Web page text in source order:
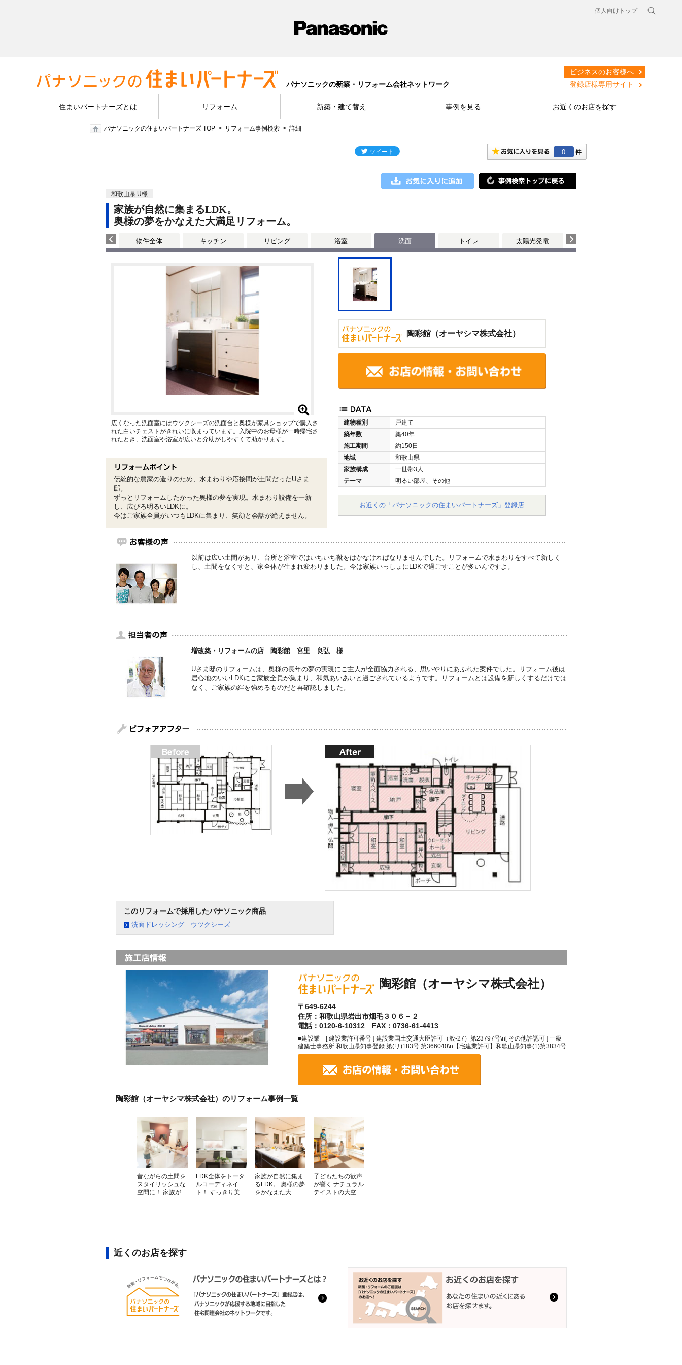
個人向けトップ
パナソニックの新築・リフォーム会社ネットワーク
ビジネスのお客様へ
登録店様専用サイト
住まいパートナーズとは リフォーム 新築・建て替え 事例を見る お近くのお店を探す
パナソニックの住まいパートナーズ TOP リフォーム事例検索 詳細
0
和歌山県 U様
家族が自然に集まるLDK。
奥様の夢をかなえた大満足リフォーム。
物件全体 キッチン リビング 浴室 洗面 トイレ 太陽光発電
陶彩館（オーヤシマ株式会社）
建物種別
戸建て
築年数
築40年
施工期間
約150日
地域
和歌山県
家族構成
一世帯3人
テーマ
明るい部屋、その他
お近くの「パナソニックの住まいパートナーズ」登録店
広くなった洗面室にはウツクシーズの洗面台と奥様が家具ショップで購入さ
れた白いチェストがきれいに収まっています。入院中のお母様が一時帰宅さ
れたとき、洗面室や浴室が広いと介助がしやすくて助かります。
伝統的な農家の造りのため、水まわりや応接間が土間だったUさま
邸。
ずっとリフォームしたかった奥様の夢を実現。水まわり設備を一新
し、広びろ明るいLDKに。
今はご家族全員がいつもLDKに集まり、笑顔と会話が絶えません。
以前は広い土間があり、台所と浴室ではいちいち靴をはかなければなりませんでした。リフォームで水まわりをすべて新しく
し、土間をなくすと、家全体が生まれ変わりました。今は家族いっしょにLDKで過ごすことが多いんですよ。
増改築・リフォームの店 陶彩館 宮里 良弘 様
Uさま邸のリフォームは、奥様の長年の夢の実現にご主人が全面協力される、思いやりにあふれた案件でした。リフォーム後は
居心地のいいLDKにご家族全員が集まり、和気あいあいと過ごされているようです。リフォームとは設備を新しくするだけでは
なく、ご家族の絆を強めるものだと再確認しました。
このリフォームで採用したパナソニック商品
洗面ドレッシング ウツクシーズ
陶彩館（オーヤシマ株式会社）
〒649-6244
住所：和歌山県岩出市畑毛３０６－２
電話：0120-6-10312 FAX：0736-61-4413
■建設業 [ 建設業許可番号 ] 建設業国土交通大臣許可（般-27）第23797号\n[ その他許認可 ] 一級
建築士事務所 和歌山県知事登録 第(リ)183号 第366040\n【宅建業許可】和歌山県知事(1)第3834号
陶彩館（オーヤシマ株式会社）のリフォーム事例一覧
昔ながらの土間を
スタイリッシュな
空間に！ 家族が...
LDK全体をトータ
ルコーディネイ
ト！ すっきり美...
家族が自然に集ま
るLDK。 奥様の夢
をかなえた大...
子どもたちの歓声
が響く ナチュラル
テイストの大空...
近くのお店を探す